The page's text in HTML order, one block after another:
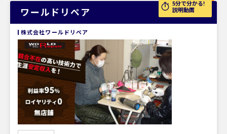
5分で分かる!
説明動画
ワールドリペア
株式会社ワールドリペア